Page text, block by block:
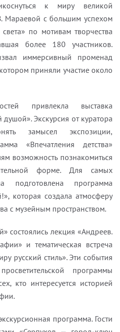
к миру великой
Мараевой с большим успехом
по мотивам творчества
более 180 участников.
иммерсивный променад
приняли участие около
привлекла выставка
Экскурсия от куратора
замысел экспозиции,
«Впечатления детства»
возможность познакомиться
форме. Для самых
подготовлена программа
которая создала атмосферу
с музейным пространством.
состоялись лекция «Андреев.
и тематическая встреча
русский стиль». Эти события
программы
кто интересуется историей
программа. Гости